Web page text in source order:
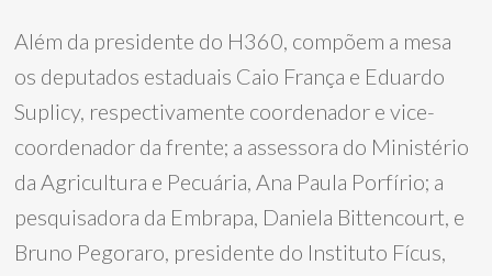
Além da presidente do H360, compõem a mesa
os deputados estaduais Caio França e Eduardo
Suplicy, respectivamente coordenador e vice-
coordenador da frente; a assessora do Ministério
da Agricultura e Pecuária, Ana Paula Porfírio; a
pesquisadora da Embrapa, Daniela Bittencourt, e
Bruno Pegoraro, presidente do Instituto Fícus,